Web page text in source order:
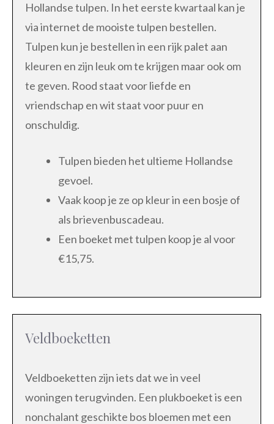
Hollandse tulpen. In het eerste kwartaal kan je
via internet de mooiste tulpen bestellen.
Tulpen kun je bestellen in een rijk palet aan
kleuren en zijn leuk om te krijgen maar ook om
te geven. Rood staat voor liefde en
vriendschap en wit staat voor puur en
onschuldig.
Tulpen bieden het ultieme Hollandse
gevoel.
Vaak koop je ze op kleur in een bosje of
als brievenbuscadeau.
Een boeket met tulpen koop je al voor
€15,75.
Veldboeketten
Veldboeketten zijn iets dat we in veel
woningen terugvinden. Een plukboeket is een
nonchalant geschikte bos bloemen met een